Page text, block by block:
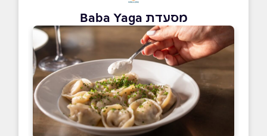
מסעדת Baba Yaga